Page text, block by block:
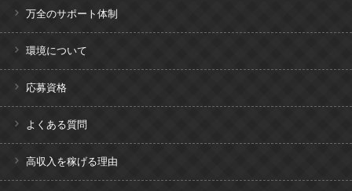
万全のサポート体制
環境について
応募資格
よくある質問
高収入を稼げる理由